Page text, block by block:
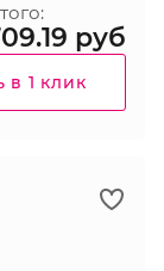
руб
в 1 клик